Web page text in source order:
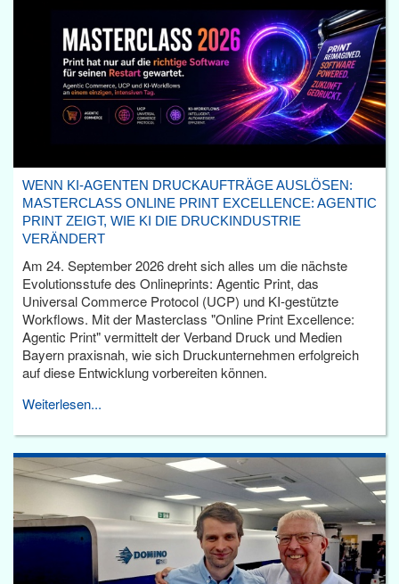
WENN KI-AGENTEN DRUCKAUFTRÄGE AUSLÖSEN:
MASTERCLASS ONLINE PRINT EXCELLENCE: AGENTIC
PRINT ZEIGT, WIE KI DIE DRUCKINDUSTRIE
VERÄNDERT
Am 24. September 2026 dreht sich alles um die nächste
Evolutionsstufe des Onlineprints: Agentic Print, das
Universal Commerce Protocol (UCP) und KI-gestützte
Workflows. Mit der Masterclass "Online Print Excellence:
Agentic Print" vermittelt der Verband Druck und Medien
Bayern praxisnah, wie sich Druckunternehmen erfolgreich
auf diese Entwicklung vorbereiten können.
Weiterlesen...